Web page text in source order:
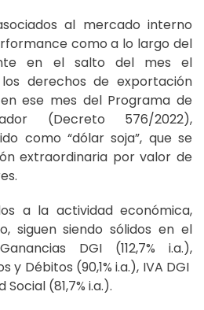
al mercado interno
como a lo largo del
en el salto del mes el
derechos de exportación
ese mes del Programa de
(Decreto 576/2022),
como “dólar soja”, que se
extraordinaria por valor de
a la actividad económica,
siguen siendo sólidos en el
DGI (112,7% i.a.),
y Débitos (90,1% i.a.), IVA DGI
Social (81,7% i.a.).